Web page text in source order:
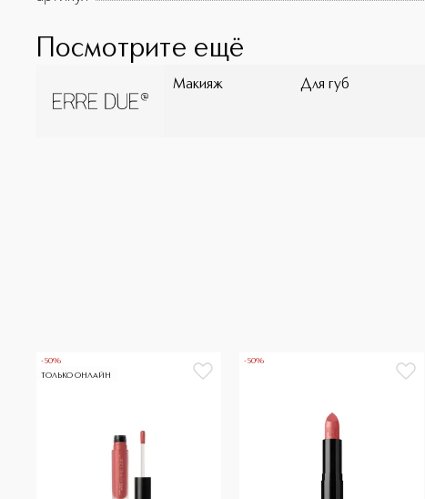
Посмотрите ещё
Макияж Для губ
-50%
ТОЛЬКО ОНЛАЙН
-50%